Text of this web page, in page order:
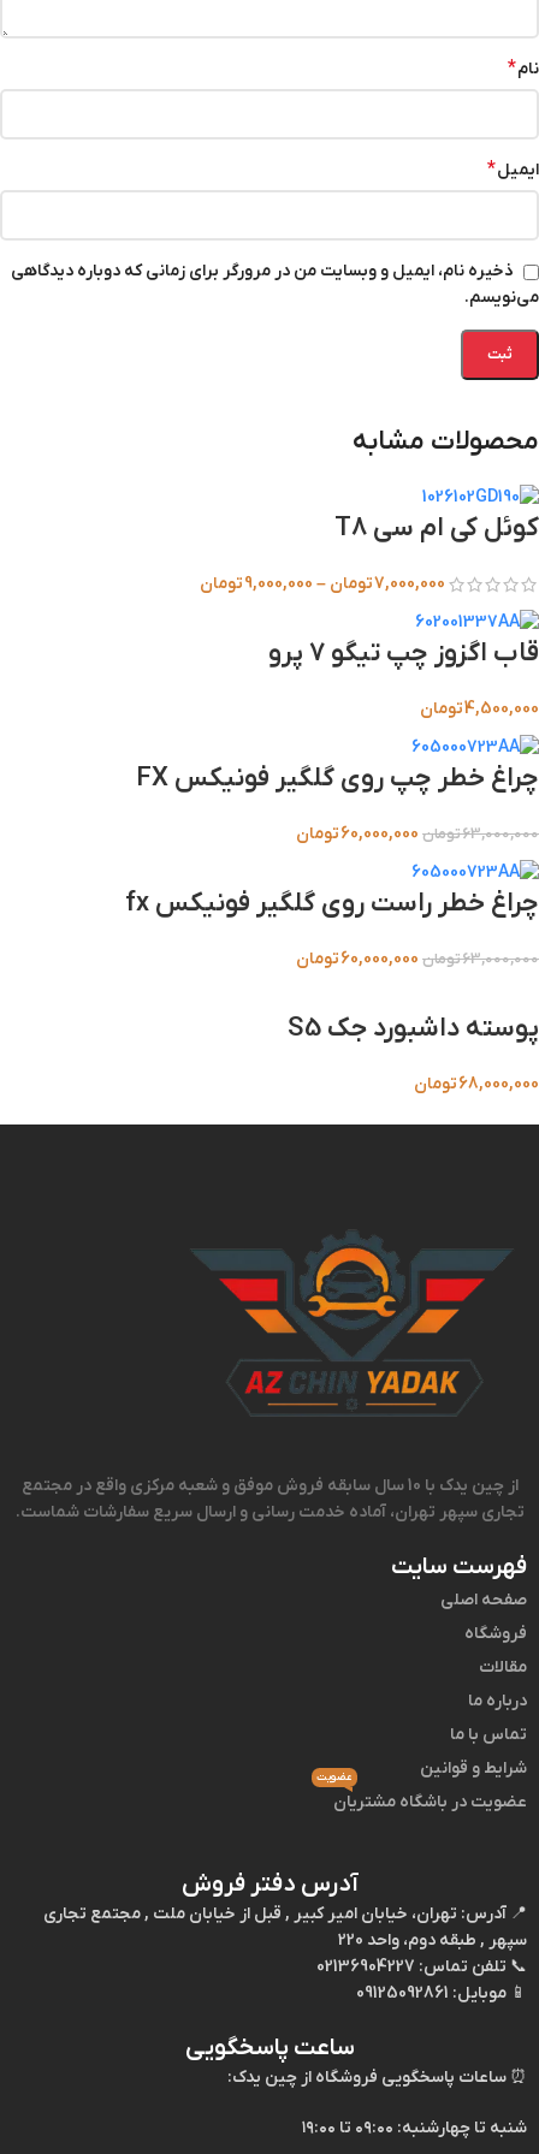
نام*
ایمیل*
ذخیره نام، ایمیل و وبسایت من در مرورگر برای زمانی که دوباره دیدگاهی
می‌نویسم.
محصولات مشابه
کوئل کی ام سی T8
7,000,000تومان –
9,000,000تومان
قاب اگزوز چپ تیگو 7 پرو
4,500,000تومان
چراغ خطر چپ روی گلگیر فونیکس FX
63,000,000تومان 60,000,000تومان
چراغ خطر راست روی گلگیر فونیکس fx
63,000,000تومان 60,000,000تومان
پوسته داشبورد جک S5
68,000,000تومان
از چین یدک با 10 سال سابقه فروش موفق و شعبه مرکزی واقع در مجتمع
تجاری سپهر تهران، آماده خدمت رسانی و ارسال سریع سفارشات شماست.
فهرست سایت
صفحه اصلی
فروشگاه
مقالات
درباره ما
تماس با ما
شرایط و قوانین
عضویت در باشگاه مشتریان
عضویت
آدرس دفتر فروش
📍 آدرس: تهران، خیابان امیر کبیر , قبل از خیابان ملت , مجتمع تجاری
سپهر , طبقه دوم، واحد 220
📞 تلفن تماس:
📱 موبایل:
ساعت پاسخگویی
⏰ ساعات پاسخگویی فروشگاه از چین یدک:
شنبه تا چهارشنبه: ۰۹:۰۰ تا ۱۹:۰۰